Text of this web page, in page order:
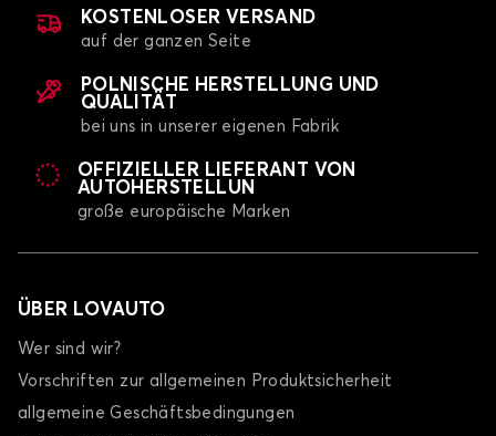
KOSTENLOSER VERSAND
auf der ganzen Seite
POLNISCHE HERSTELLUNG UND
QUALITÄT
bei uns in unserer eigenen Fabrik
OFFIZIELLER LIEFERANT VON
AUTOHERSTELLUN
große europäische Marken
ÜBER LOVAUTO
Wer sind wir?
Vorschriften zur allgemeinen Produktsicherheit
allgemeine Geschäftsbedingungen